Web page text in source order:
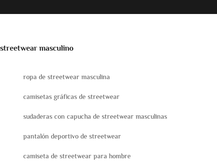
streetwear masculino
ropa de streetwear masculina
camisetas gráficas de streetwear
sudaderas con capucha de streetwear masculinas
pantalón deportivo de streetwear
camiseta de streetwear para hombre